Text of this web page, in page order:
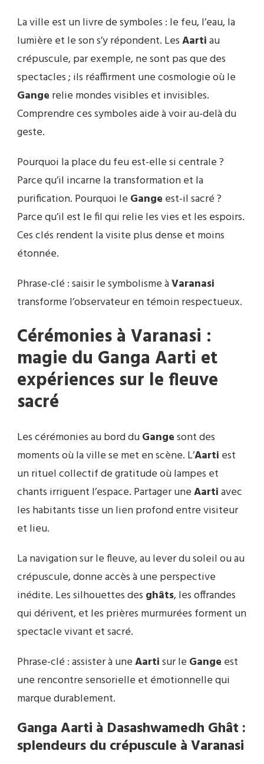
La ville est un livre de symboles : le feu, l’eau, la
lumière et le son s’y répondent. LesAartiau
crépuscule, par exemple, ne sont pas que des
spectacles ; ils réaffirment une cosmologie où le
Gange relie mondes visibles et invisibles.
Comprendre ces symboles aide à voir au-delà du
geste.
Pourquoi la place du feu est-elle si centrale ?
Parce qu’il incarne la transformation et la
purification. Pourquoi le Gange est-il sacré ?
Parce qu’il est le fil qui relie les vies et les espoirs.
Ces clés rendent la visite plus dense et moins
étonnée.
Phrase-clé : saisir le symbolisme àVaranasi
transforme l’observateur en témoin respectueux.
Cérémonies à Varanasi :
magie du Ganga Aarti et
expériences sur le fleuve
sacré
Les cérémonies au bord duGangesont des
moments où la ville se met en scène. L’Aarti est
un rituel collectif de gratitude où lampes et
chants irriguent l’espace. Partager uneAartiavec
les habitants tisse un lien profond entre visiteur
et lieu.
La navigation sur le fleuve, au lever du soleil ou au
crépuscule, donne accès à une perspective
inédite. Les silhouettes des ghâts, les offrandes
qui dérivent, et les prières murmurées forment un
spectacle vivant et sacré.
Phrase-clé : assister à uneAartisur le Gange est
une rencontre sensorielle et émotionnelle qui
marque durablement.
Ganga Aarti à Dasashwamedh Ghât :
splendeurs du crépuscule à Varanasi